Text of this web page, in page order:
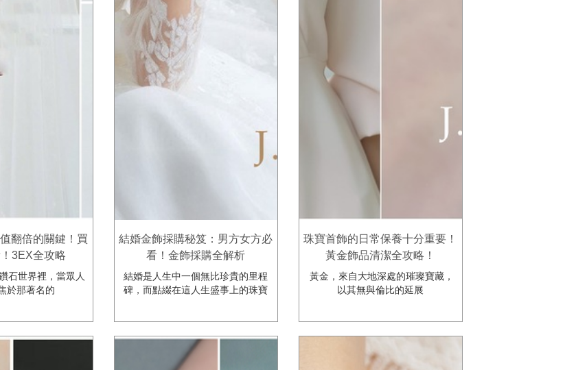
翻倍的關鍵！買
3EX全攻略
石世界裡，當眾人
於那著名的
結婚金飾採購秘笈：男方女方必
看！金飾採購全解析
結婚是人生中一個無比珍貴的里程
碑，而點綴在這人生盛事上的珠寶
珠寶首飾的日常保養十分重要！
黃金飾品清潔全攻略！
黃金，來自大地深處的璀璨寶藏，
以其無與倫比的延展